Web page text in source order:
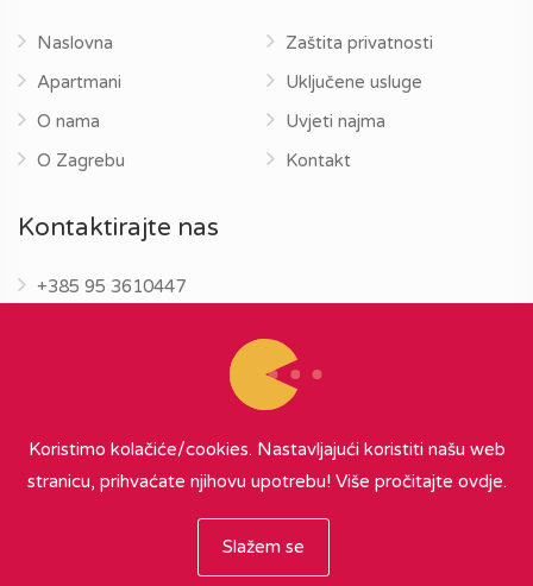
Naslovna
Apartmani
O nama
O Zagrebu
Zaštita privatnosti
Uključene usluge
Uvjeti najma
Kontakt
Kontaktirajte nas
+385 95 3610447
Koristimo kolačiće/cookies. Nastavljajući koristiti našu web
stranicu, prihvaćate njihovu upotrebu! Više pročitajte ovdje.
Slažem se